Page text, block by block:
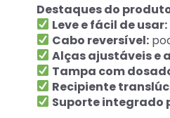
Destaques do
Leve e fácil de usar:
Cabo reversível:
Alças ajustáveis e
Tampa com
Recipiente
Suporte integrado